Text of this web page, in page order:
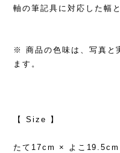
軸の筆記具に対応した幅
※ 商品の色味は、写真と
ます。
【 Size 】
たて17cm × よこ